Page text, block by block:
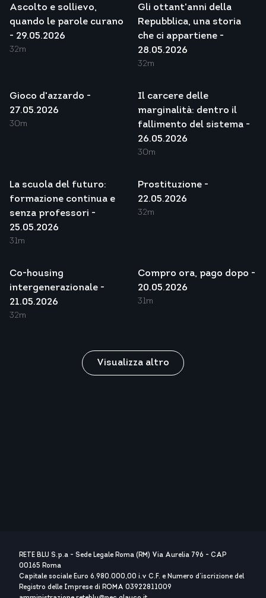
Ascolto e sollievo,
quando le parole curano
- 29.05.2026
32m
Gli ottant'anni della
Repubblica, una storia
che ci appartiene -
28.05.2026
32m
Gioco d'azzardo -
27.05.2026
30m
Il carcere delle
marginalità: dentro il
fallimento del sistema -
26.05.2026
30m
La scuola del futuro:
formazione continua e
senza professori -
25.05.2026
31m
Prostituzione -
22.05.2026
32m
Co-housing
intergenerazionale -
21.05.2026
32m
Compro ora, pago dopo -
20.05.2026
31m
Visualizza altro
RETE BLU S.p.a - Sede Legale Roma (RM) Via Aurelia 796 - CAP
00165 Roma
Capitale sociale Euro 6.980.000,00 i.v C.F. e Numero d’iscrizione del
Registro delle Imprese di ROMA 03922811009